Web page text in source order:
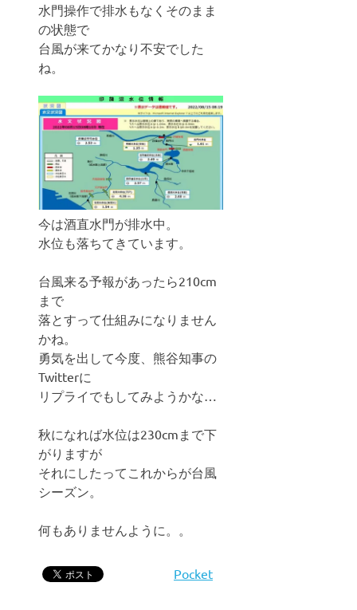
水門操作で排水もなくそのまま
の状態で
台風が来てかなり不安でした
ね。
今は酒直水門が排水中。
水位も落ちてきています。
台風来る予報があったら210cm
まで
落とすって仕組みになりません
かね。
勇気を出して今度、熊谷知事の
Twitterに
リプライでもしてみようかな…
秋になれば水位は230cmまで下
がりますが
それにしたってこれからが台風
シーズン。
何もありませんように。。
Pocket